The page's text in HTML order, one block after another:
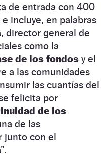
de entrada con 400
incluye, en palabras
director general de
como la
de los fondos y el
a las comunidades
las cuantías del
felicita por
de los
de las
junto con el